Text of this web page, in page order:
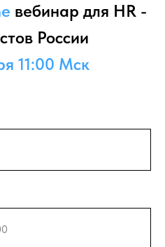
вебинар для HR -
России
11:00 Мск